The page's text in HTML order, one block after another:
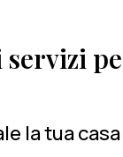
la tua casa